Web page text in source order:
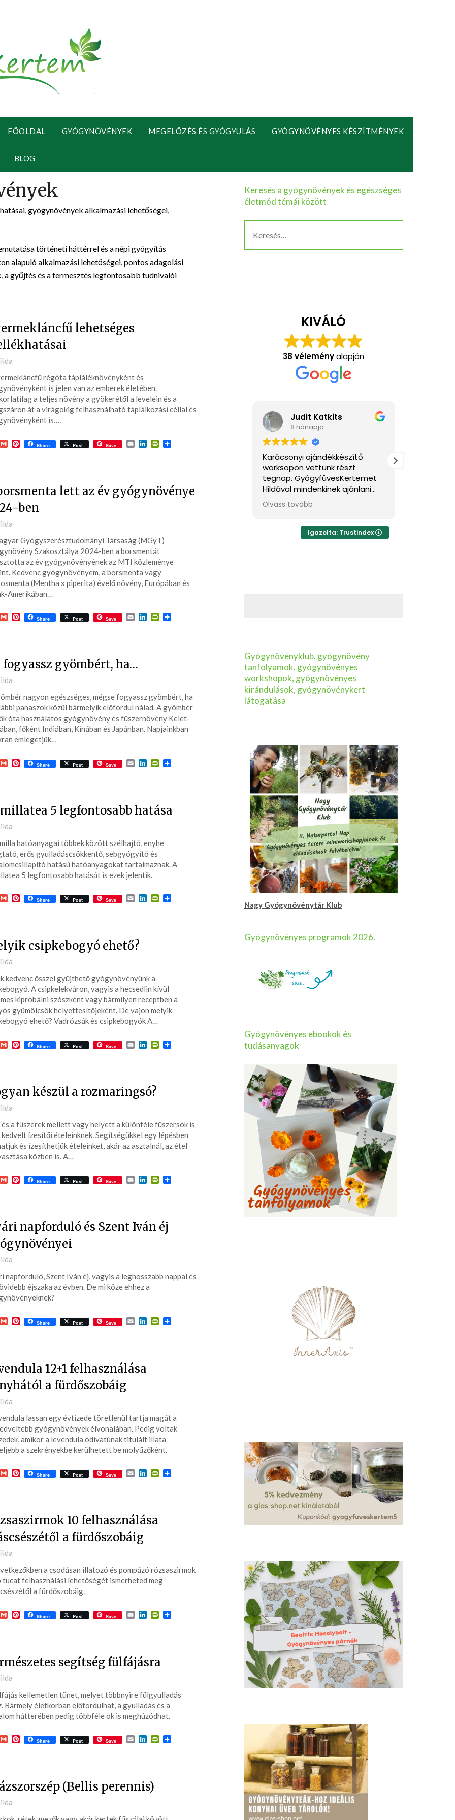
FŐOLDAL GYÓGYNÖVÉNYEK MEGELŐZÉS ÉS GYÓGYULÁS GYÓGYNÖVÉNYES KÉSZÍTMÉNYEK
BLOG
gyógynövények alkalmazási lehetőségei,
történeti háttérrel és a népi gyógyítás
alapuló alkalmazási lehetőségei, pontos adagolási
gyűjtés és a termesztés legfontosabb tudnivalói
lehetséges
régóta tápláléknövényként és
is jelen van az emberek életében.
a teljes növény a gyökerétől a levelein és a
át a virágokig felhasználható táplálkozási céllal és
is….
GmailPinterest
Share Post Save EmailLinkedInPrintFriendly
Ossza
lett az év gyógynövénye
ben
Gyógyszerésztudományi Társaság (MGyT)
Szakosztálya 2024-ben a borsmentát
az év gyógynövényének az MTI közleménye
Kedvenc gyógynövényem, a borsmenta vagy
(Mentha x piperita) évelő növény, Európában és
Amerikában…
GmailPinterest
Share Post Save EmailLinkedInPrintFriendly
Ossza
fogyassz gyömbért, ha…
nagyon egészséges, mégse fogyassz gyömbért, ha
panaszok közül bármelyik előfordul nálad. A gyömbér
óta használatos gyógynövény és fűszernövény Kelet-
főként Indiában, Kínában és Japánban. Napjainkban
emlegetjük…
GmailPinterest
Share Post Save EmailLinkedInPrintFriendly
Ossza
5 legfontosabb hatása
hatóanyagai többek között szélhajtó, enyhe
erős gyulladáscsökkentő, sebgyógyító és
hatású hatóanyagokat tartalmaznak. A
5 legfontosabb hatását is ezek jelentik.
GmailPinterest
Share Post Save EmailLinkedInPrintFriendly
Ossza
csipkebogyó ehető?
kedvenc ősszel gyűjthető gyógynövényünk a
A csipkelekváron, vagyis a hecsedlin kívül
kipróbálni szószként vagy bármilyen receptben a
gyümölcsök helyettesítőjeként. De vajon melyik
ehető? Vadrózsák és csipkebogyók A…
GmailPinterest
Share Post Save EmailLinkedInPrintFriendly
Ossza
készül a rozmaringsó?
és a fűszerek mellett vagy helyett a különféle fűszersók is
kedvelt ízesítői ételeinknek. Segítségükkel egy lépésben
és ízesíthetjük ételeinket, akár az asztalnál, az étel
közben is. A…
GmailPinterest
Share Post Save EmailLinkedInPrintFriendly
Ossza
napforduló és Szent Iván éj
napforduló, Szent Iván éj, vagyis a leghosszabb nappal és
éjszaka az évben. De mi köze ehhez a
GmailPinterest
Share Post Save EmailLinkedInPrintFriendly
Ossza
12+1 felhasználása
a fürdőszobáig
lassan egy évtizede töretlenül tartja magát a
gyógynövények élvonalában. Pedig voltak
amikor a levendula ódivatúnak titulált illata
a szekrényekbe kerülhetett be molyűzőként.
GmailPinterest
Share Post Save EmailLinkedInPrintFriendly
Ossza
10 felhasználása
a fürdőszobáig
a csodásan illatozó és pompázó rózsaszirmok
tucat felhasználási lehetőségét ismerheted meg
a fürdőszobáig.
GmailPinterest
Share Post Save EmailLinkedInPrintFriendly
Ossza
segítség fülfájásra
kellemetlen tünet, melyet többnyire fülgyulladás
Bármely életkorban előfordulhat, a gyulladás és a
hátterében pedig többféle ok is meghúzódhat.
GmailPinterest
Share Post Save EmailLinkedInPrintFriendly
Ossza
(Bellis perennis)
Keresés a gyógynövények és egészséges
életmód témái között
KIVÁLÓ
38 véleményalapján
tegnap. GyógyfüvesKertemet
Hildával mindenkinek ajánlani
tudom, ha feltöltődésre,
egyben tudásra vágyik kellemes
mind adnám.
Anita Kis
Nagyon jól éreztem magam.
Sok hasznos információval
gazdagodtam. Köszönöm!
Igazolta: Trustindex
Gyógynövényklub, gyógynövény
tanfolyamok, gyógynövényes
workshopok, gyógynövényes
kirándulások, gyógynövénykert
látogatása
Nagy Gyógynövénytár Klub
Gyógynövényes programok 2026.
Gyógynövényes ebookok és
tudásanyagok